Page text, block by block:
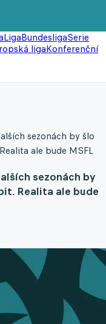
BundesligaSerie
ligaKonferenční
sezonách by šlo
ale bude MSFL
sezonách by
Realita ale bude